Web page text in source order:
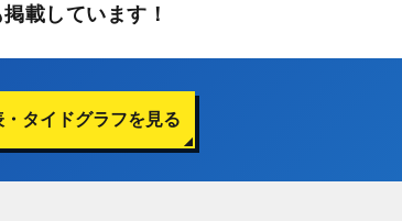
載しています！
・タイドグラフを見る